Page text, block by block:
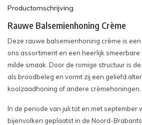
Productomschrijving
Rauwe Balsemienhoning Crème
Deze rauwe balsemienhoning crème is
ons assortiment en een heerlijk smeerbare
milde smaak. Door de romige structuur is
als broodbeleg en vormt zij een geliefd
koolzaadhoning of andere crèmehoningen.
In de periode van juli tot en met september
bijenvolken geplaatst in de Noord-